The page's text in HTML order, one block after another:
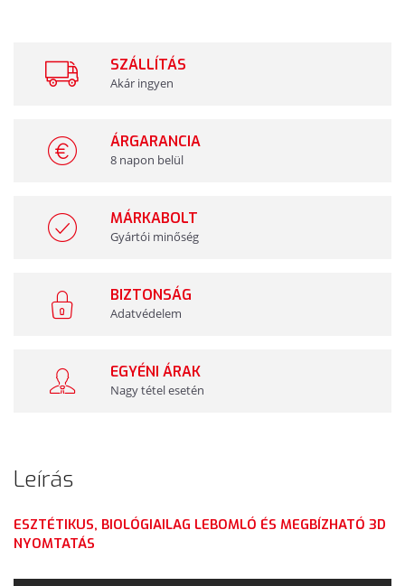
SZÁLLÍTÁS
Akár ingyen
ÁRGARANCIA
8 napon belül
MÁRKABOLT
Gyártói minőség
BIZTONSÁG
Adatvédelem
EGYÉNI ÁRAK
Nagy tétel esetén
Leírás
ESZTÉTIKUS, BIOLÓGIAILAG LEBOMLÓ ÉS MEGBÍZHATÓ 3D
NYOMTATÁS